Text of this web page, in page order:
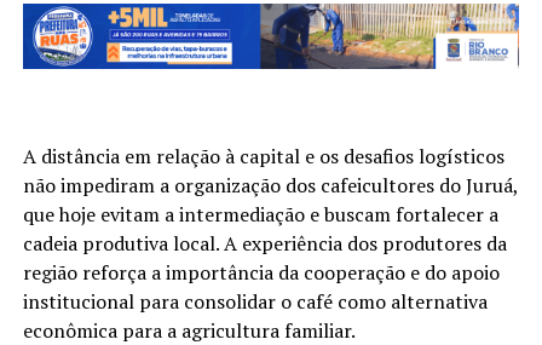
A distância em relação à capital e os desafios logísticos
não impediram a organização dos cafeicultores do Juruá,
que hoje evitam a intermediação e buscam fortalecer a
cadeia produtiva local. A experiência dos produtores da
região reforça a importância da cooperação e do apoio
institucional para consolidar o café como alternativa
econômica para a agricultura familiar.